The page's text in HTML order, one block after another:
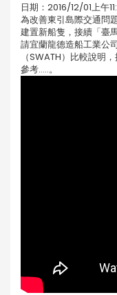
日期：2016/12/01上午
為改善東引島際交通問
建置新船隻，接續「臺
請宜蘭龍德造船工業公
（SWATH）比較說明
參考.....。